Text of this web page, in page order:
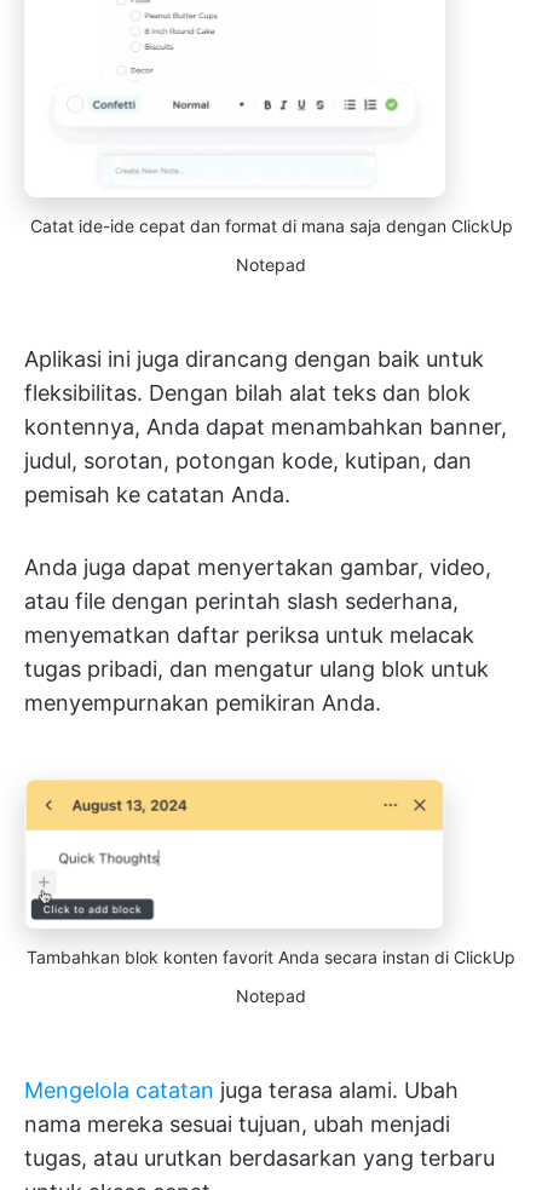
Catat ide-ide cepat dan format di mana saja dengan ClickUp
Notepad
Aplikasi ini juga dirancang dengan baik untuk
fleksibilitas. Dengan bilah alat teks dan blok
kontennya, Anda dapat menambahkan banner,
judul, sorotan, potongan kode, kutipan, dan
pemisah ke catatan Anda.
Anda juga dapat menyertakan gambar, video,
atau file dengan perintah slash sederhana,
menyematkan daftar periksa untuk melacak
tugas pribadi, dan mengatur ulang blok untuk
menyempurnakan pemikiran Anda.
Tambahkan blok konten favorit Anda secara instan di ClickUp
Notepad
Mengelola catatan juga terasa alami. Ubah
nama mereka sesuai tujuan, ubah menjadi
tugas, atau urutkan berdasarkan yang terbaru